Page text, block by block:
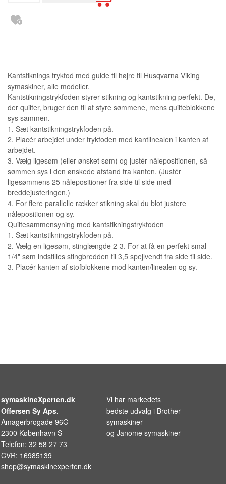
Kantstiknings trykfod med guide til højre til Husqvarna Viking
symaskiner, alle modeller.
Kantstikningstrykfoden styrer stikning og kantstikning perfekt. De,
der quilter, bruger den til at styre sømmene, mens quilteblokkene
sys sammen.
1. Sæt kantstikningstrykfoden på.
2. Placér arbejdet under trykfoden med kantlinealen i kanten af
arbejdet.
3. Vælg ligesøm (eller ønsket søm) og justér nålepositionen, så
sømmen sys i den ønskede afstand fra kanten. (Justér
ligesømmens 25 nålepositioner fra side til side med
breddejusteringen.)
4. For flere parallelle rækker stikning skal du blot justere
nålepositionen og sy.
Quiltesammensyning med kantstikningstrykfoden
1. Sæt kantstikningstrykfoden på.
2. Vælg en ligesøm, stinglængde 2-3. For at få en perfekt smal
1/4" søm indstilles stingbredden til 3,5 spejlvendt fra side til side.
3. Placér kanten af stofblokkene mod kanten/linealen og sy.
symaskineXperten.dk
Offersen Sy Aps.
Amagerbrogade 96G
2300 København S
Telefon: 32 58 27 73
CVR: 16985139
shop@symaskinexperten.dk
Vi har markedets
bedste udvalg i Brother
symaskiner
og Janome symaskiner